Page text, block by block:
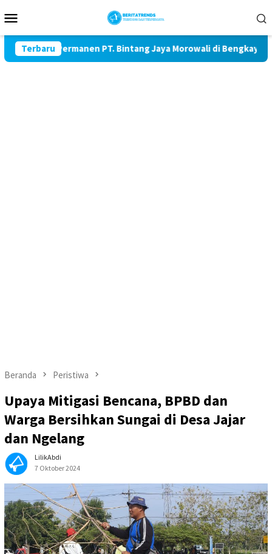
ke
Mobile
Terbaru
Permanen PT. Bintang Jaya Morowali di Bengkayang
Beranda Peristiwa
Upaya Mitigasi Bencana, BPBD dan
Warga Bersihkan Sungai di Desa Jajar
dan Ngelang
LilikAbdi
7 Oktober 2024